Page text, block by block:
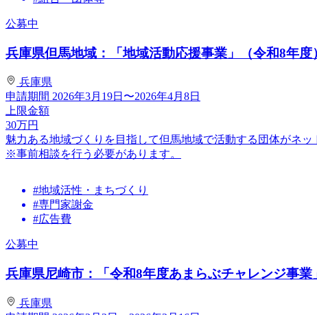
公募中
兵庫県但馬地域：「地域活動応援事業」（令和8年度
兵庫県
申請期間 2026年3月19日〜2026年4月8日
上限金額
30万円
魅力ある地域づくりを目指して但馬地域で活動する団体がネ
※事前相談を行う必要があります。
#地域活性・まちづくり
#専門家謝金
#広告費
公募中
兵庫県尼崎市：「令和8年度あまらぶチャレンジ事業
兵庫県